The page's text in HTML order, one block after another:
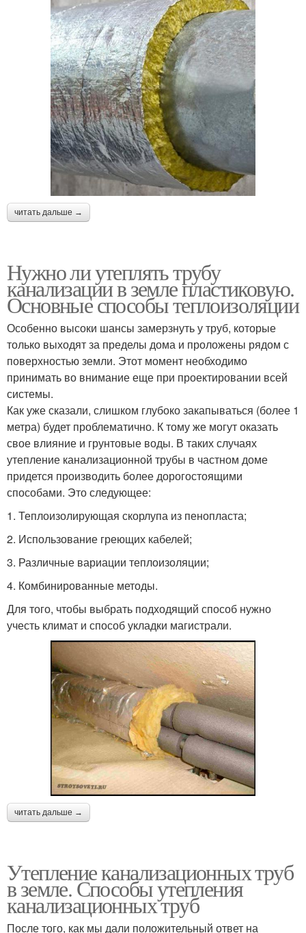
читать дальше →
Нужно ли утеплять трубу
канализации в земле пластиковую.
Основные способы теплоизоляции
Особенно высоки шансы замерзнуть у труб, которые
только выходят за пределы дома и проложены рядом с
поверхностью земли. Этот момент необходимо
принимать во внимание еще при проектировании всей
системы.
Как уже сказали, слишком глубоко закапываться (более 1
метра) будет проблематично. К тому же могут оказать
свое влияние и грунтовые воды. В таких случаях
утепление канализационной трубы в частном доме
придется производить более дорогостоящими
способами. Это следующее:
1. Теплоизолирующая скорлупа из пенопласта;
2. Использование греющих кабелей;
3. Различные вариации теплоизоляции;
4. Комбинированные методы.
Для того, чтобы выбрать подходящий способ нужно
учесть климат и способ укладки магистрали.
читать дальше →
Утепление канализационных труб
в земле. Способы утепления
канализационных труб
После того, как мы дали положительный ответ на